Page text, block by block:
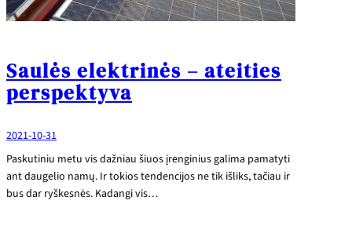
Saulės elektrinės – ateities
perspektyva
2021-10-31
Paskutiniu metu vis dažniau šiuos įrenginius galima pamatyti
ant daugelio namų. Ir tokios tendencijos ne tik išliks, tačiau ir
bus dar ryškesnės. Kadangi vis…